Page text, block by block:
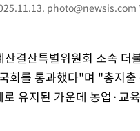
서울, 2018년 이후 첫 40도
파문까지…'쑥대밭' 된 축구협회
원장에 김태유 서울대 공대 교
발언' 진종오·서범수 징계 절차
수입 27.5%↑…무역총액
photo@newsis.com
산결산특별위원회 소속
회를 통과했다"며 "총지
유지된 가운데 농업·교